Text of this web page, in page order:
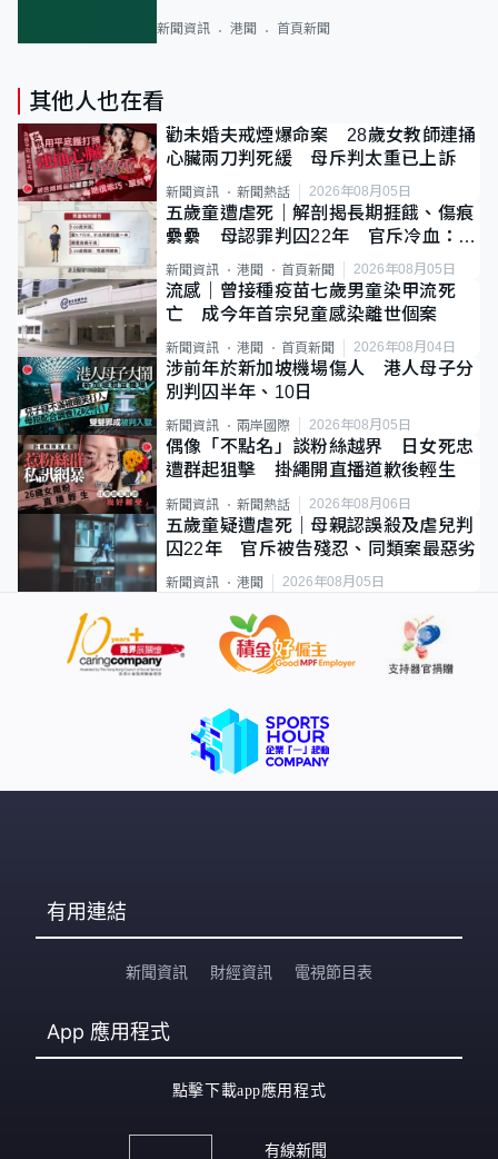
新聞資訊 港聞 首頁新聞
其他人也在看
勸未婚夫戒煙爆命案 28歲女教師連捅
心臟兩刀判死緩 母斥判太重已上訴
新聞資訊 新聞熱話 2026年08月05日
五歲童遭虐死｜解剖揭長期捱餓、傷痕
纍纍 母認罪判囚22年 官斥冷血：同
類案最惡劣
新聞資訊 港聞 首頁新聞 2026年08月05日
流感｜曾接種疫苗七歲男童染甲流死
亡 成今年首宗兒童感染離世個案
新聞資訊 港聞 首頁新聞 2026年08月04日
涉前年於新加坡機場傷人 港人母子分
別判囚半年、10日
新聞資訊 兩岸國際 2026年08月05日
偶像「不點名」談粉絲越界 日女死忠
遭群起狙擊 掛繩開直播道歉後輕生
新聞資訊 新聞熱話 2026年08月06日
五歲童疑遭虐死｜母親認誤殺及虐兒判
囚22年 官斥被告殘忍、同類案最惡劣
新聞資訊 港聞 2026年08月05日
有用連結
新聞資訊 財經資訊 電視節目表
App 應用程式
點擊下載app應用程式
有線新聞